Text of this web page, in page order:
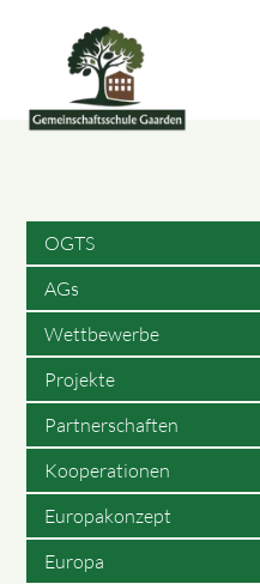
OGTS
AGs
Wettbewerbe
Projekte
Partnerschaften
Kooperationen
Europakonzept
Europa